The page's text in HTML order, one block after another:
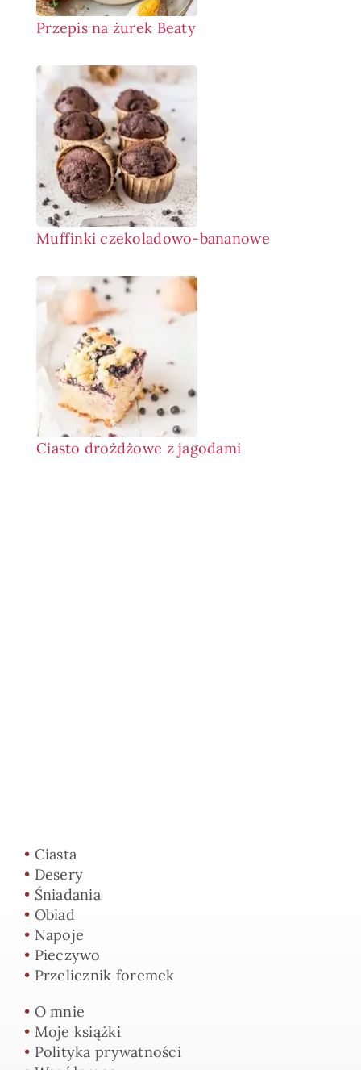
Przepis na żurek Beaty
Muffinki czekoladowo-bananowe
Ciasto drożdżowe z jagodami
• Ciasta
• Desery
• Śniadania
• Obiad
• Napoje
• Pieczywo
• Przelicznik foremek
• O mnie
• Moje książki
• Polityka prywatności